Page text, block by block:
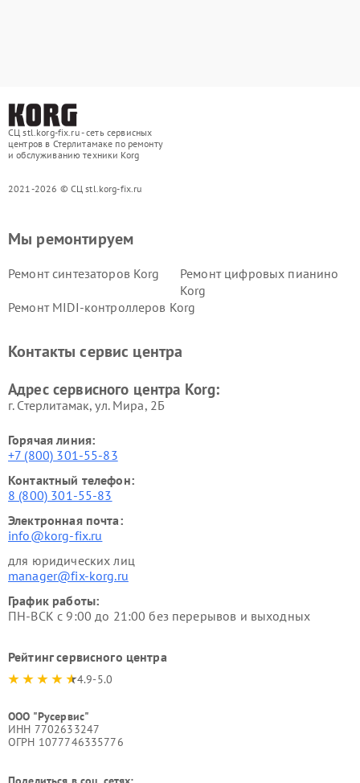
СЦ stl.korg-fix.ru - сеть сервисных
центров в Стерлитамаке по ремонту
и обслуживанию техники Korg
2021-2026 © СЦ stl.korg-fix.ru
Мы ремонтируем
Ремонт синтезаторов Korg
Ремонт цифровых пианино
Korg
Ремонт MIDI-контроллеров Korg
Контакты сервис центра
Адрес сервисного центра Korg:
г. Стерлитамак, ул. Мира, 2Б
Горячая линия:
+7 (800) 301-55-83
Контактный телефон:
8 (800) 301-55-83
Электронная почта:
info@korg-fix.ru
для юридических лиц
manager@fix-korg.ru
График работы:
ПН-ВСК с 9:00 до 21:00 без перерывов и выходных
Рейтинг сервисного центра
4.9-5.0
ООО "Русервис"
ИНН 7702633247
ОГРН 1077746335776